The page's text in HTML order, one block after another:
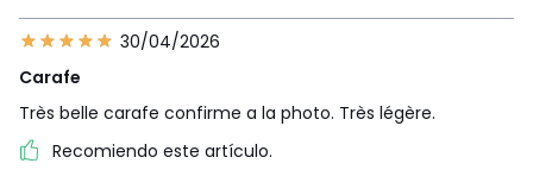
30/04/2026
Carafe
Très belle carafe confirme a la photo. Très légère.
Recomiendo este artículo.